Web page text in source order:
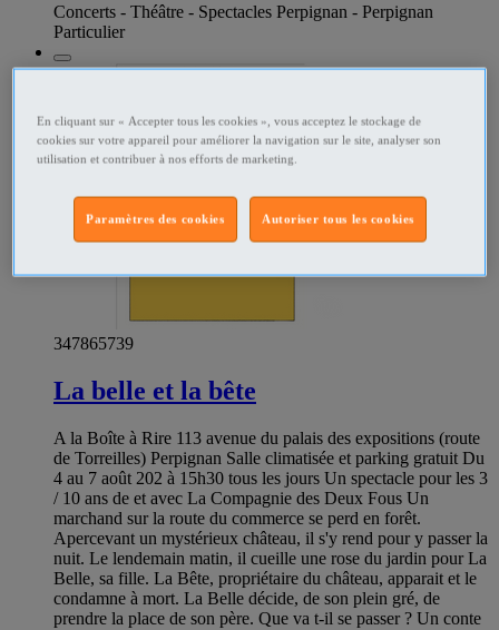
Concerts - Théâtre - Spectacles Perpignan - Perpignan
Particulier
347865739
La belle et la bête
A la Boîte à Rire 113 avenue du palais des expositions (route
de Torreilles) Perpignan Salle climatisée et parking gratuit Du
4 au 7 août 202 à 15h30 tous les jours Un spectacle pour les 3
/ 10 ans de et avec La Compagnie des Deux Fous Un
marchand sur la route du commerce se perd en forêt.
Apercevant un mystérieux château, il s'y rend pour y passer la
nuit. Le lendemain matin, il cueille une rose du jardin pour La
Belle, sa fille. La Bête, propriétaire du château, apparait et le
condamne à mort. La Belle décide, de son plein gré, de
prendre la place de son père. Que va t-il se passer ? Un conte
En cliquant sur « Accepter tous les cookies », vous acceptez le stockage de
cookies sur votre appareil pour améliorer la navigation sur le site, analyser son
utilisation et contribuer à nos efforts de marketing.
Autoriser tous les cookies
Paramètres des cookies